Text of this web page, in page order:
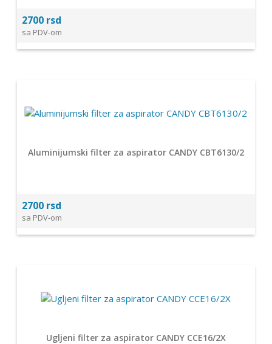
2700 rsd
sa PDV-om
Aluminijumski filter za aspirator CANDY CBT6130/2
2700 rsd
sa PDV-om
Ugljeni filter za aspirator CANDY CCE16/2X